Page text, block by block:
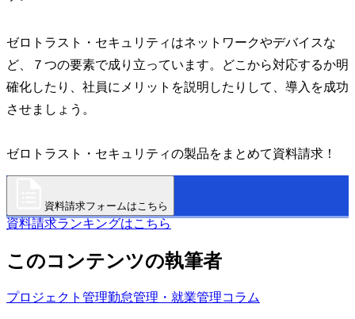
ゼロトラスト・セキュリティはネットワークやデバイスな
ど、７つの要素で成り立っています。どこから対応するか明
確化したり、社員にメリットを説明したりして、導入を成功
させましょう。
ゼロトラスト・セキュリティの製品をまとめて資料請求！
資料請求フォームはこちら
資料請求ランキングはこちら
このコンテンツの執筆者
プロジェクト管理勤怠管理・就業管理コラム